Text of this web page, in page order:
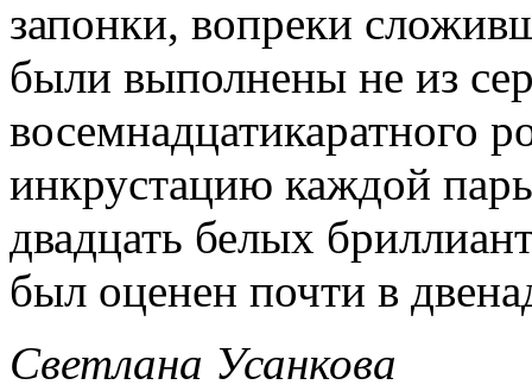
запонки, вопреки
были выполнены не из
восемнадцатикаратного
инкрустацию каждой
двадцать белых
был оценен почти в
Светлана Усанкова